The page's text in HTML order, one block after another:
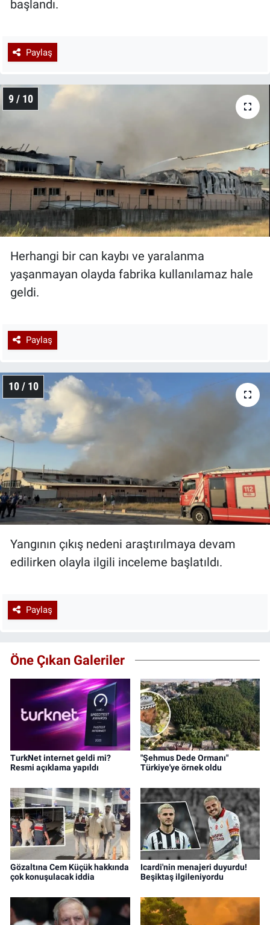
başlandı.
Paylaş
9 / 10
Herhangi bir can kaybı ve yaralanma
yaşanmayan olayda fabrika kullanılamaz hale
geldi.
Paylaş
10 / 10
Yangının çıkış nedeni araştırılmaya devam
edilirken olayla ilgili inceleme başlatıldı.
Paylaş
Öne Çıkan Galeriler
TurkNet internet geldi mi?
Resmi açıklama yapıldı
"Şehmus Dede Ormanı"
Türkiye'ye örnek oldu
Gözaltına Cem Küçük hakkında
çok konuşulacak iddia
Icardi'nin menajeri duyurdu!
Beşiktaş ilgileniyordu